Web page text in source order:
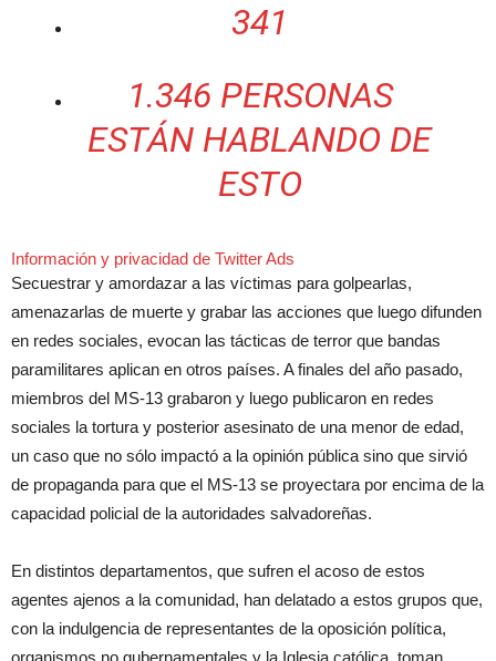
341
1.346 PERSONAS
ESTÁN HABLANDO DE
ESTO
Información y privacidad de Twitter Ads
Secuestrar y amordazar a las víctimas para golpearlas,
amenazarlas de muerte y grabar las acciones que luego difunden
en redes sociales, evocan las tácticas de terror que bandas
paramilitares aplican en otros países. A finales del año pasado,
miembros del MS-13 grabaron y luego publicaron en redes
sociales la tortura y posterior asesinato de una menor de edad,
un caso que no sólo impactó a la opinión pública sino que sirvió
de propaganda para que el MS-13 se proyectara por encima de la
capacidad policial de la autoridades salvadoreñas.
En distintos departamentos, que sufren el acoso de estos
agentes ajenos a la comunidad, han delatado a estos grupos que,
con la indulgencia de representantes de la oposición política,